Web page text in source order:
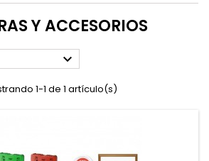
Y ACCESORIOS

1-1 de 1 artículo(s)